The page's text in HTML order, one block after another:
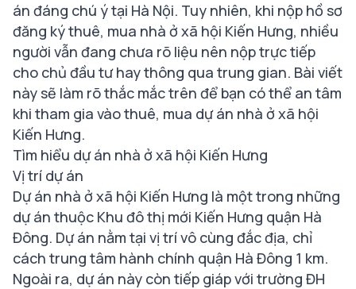
án đáng chú ý tại Hà Nội. Tuy nhiên, khi nộp hồ sơ
đăng ký thuê, mua nhà ở xã hội Kiến Hưng, nhiều
người vẫn đang chưa rõ liệu nên nộp trực tiếp
cho chủ đầu tư hay thông qua trung gian. Bài viết
này sẽ làm rõ thắc mắc trên để bạn có thể an tâm
khi tham gia vào thuê, mua dự án nhà ở xã hội
Kiến Hưng.
Tìm hiểu dự án nhà ở xã hội Kiến Hưng
Vị trí dự án
Dự án nhà ở xã hội Kiến Hưng là một trong những
dự án thuộc Khu đô thị mới Kiến Hưng quận Hà
Đông. Dự án nằm tại vị trí vô cùng đắc địa, chỉ
cách trung tâm hành chính quận Hà Đông 1 km.
Ngoài ra, dự án này còn tiếp giáp với trường ĐH